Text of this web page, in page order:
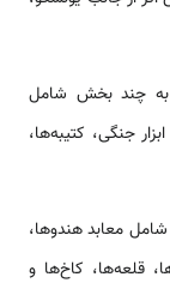
به چند بخش شامل
جنگی، کتیبه‌ها،
معابد هندوها،
قلعه‌ها، کاخ‌ها و